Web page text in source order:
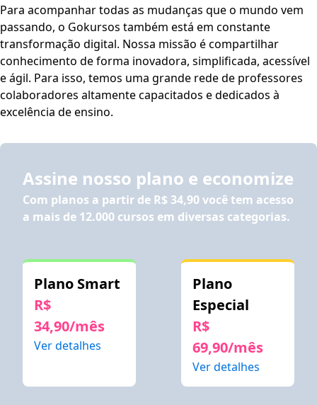
Para acompanhar todas as mudanças que o mundo vem
passando, o Gokursos também está em constante
transformação digital. Nossa missão é compartilhar
conhecimento de forma inovadora, simplificada, acessível
e ágil. Para isso, temos uma grande rede de professores
colaboradores altamente capacitados e dedicados à
excelência de ensino.
Assine nosso plano e economize
Com planos a partir de R$ 34,90você tem acesso
a mais de 12.000 cursos em diversas categorias.
Plano Smart
R$
34,90/mês
Ver detalhes
Plano
Especial
R$
69,90/mês
Ver detalhes